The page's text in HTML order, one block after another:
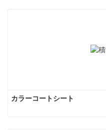
カラーコートシート